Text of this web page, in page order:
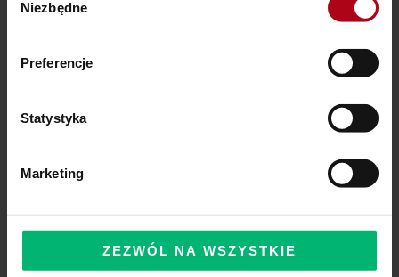
zgody
Niezbędne
Preferencje
Statystyka
Marketing
ZEZWÓL NA WSZYSTKIE
Powinieneś o tym wiedzieć – zbliża się wielka zmiana!
Komentarze